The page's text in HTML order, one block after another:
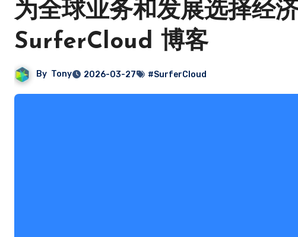
为全球业务和发展选择经
SurferCloud 博客
By Tony 2026-03-27 #SurferCloud